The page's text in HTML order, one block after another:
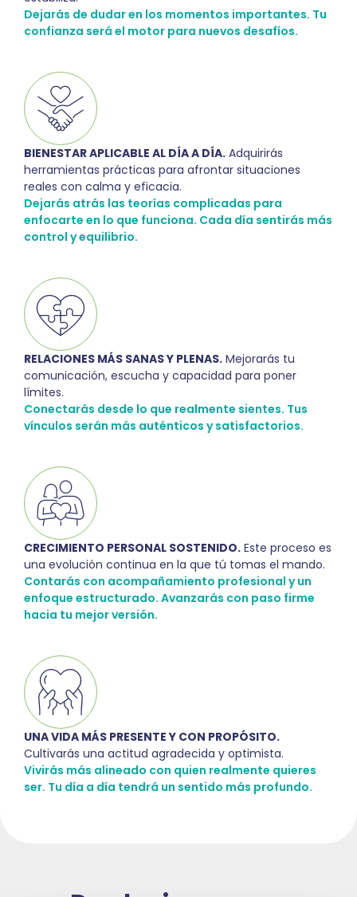
Dejarás de dudar en los momentos importantes. Tu
confianza será el motor para nuevos desafíos.
BIENESTAR APLICABLE AL DÍA A DÍA. Adquirirás
herramientas prácticas para afrontar situaciones
reales con calma y eficacia.
Dejarás atrás las teorías complicadas para
enfocarte en lo que funciona. Cada día sentirás más
control y equilibrio.
RELACIONES MÁS SANAS Y PLENAS. Mejorarás tu
comunicación, escucha y capacidad para poner
límites.
Conectarás desde lo que realmente sientes. Tus
vínculos serán más auténticos y satisfactorios.
CRECIMIENTO PERSONAL SOSTENIDO. Este proceso es
una evolución continua en la que tú tomas el mando.
Contarás con acompañamiento profesional y un
enfoque estructurado. Avanzarás con paso firme
hacia tu mejor versión.
UNA VIDA MÁS PRESENTE Y CON PROPÓSITO.
Cultivarás una actitud agradecida y optimista.
Vivirás más alineado con quien realmente quieres
ser. Tu día a día tendrá un sentido más profundo.